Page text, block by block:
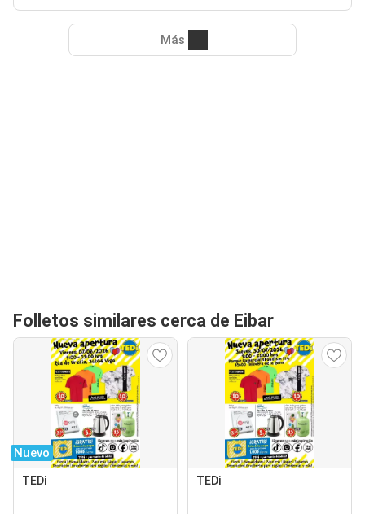
Más
Folletos similares cerca de Eibar
Nuevo
TEDi TEDi